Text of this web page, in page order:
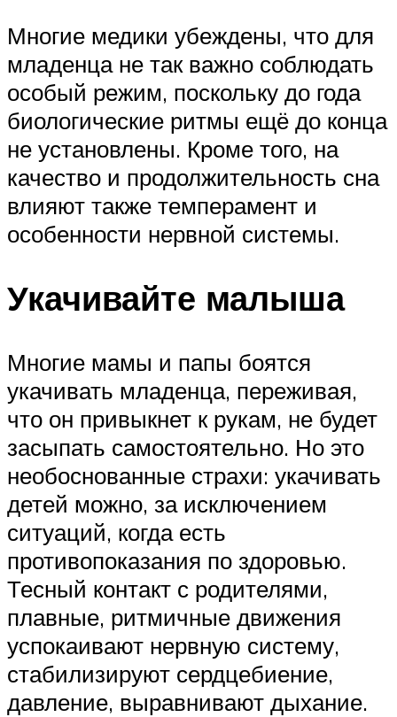
Многие медики убеждены, что для
младенца не так важно соблюдать
особый режим, поскольку до года
биологические ритмы ещё до конца
не установлены. Кроме того, на
качество и продолжительность сна
влияют также темперамент и
особенности нервной системы.
Укачивайте малыша
Многие мамы и папы боятся
укачивать младенца, переживая,
что он привыкнет к рукам, не будет
засыпать самостоятельно. Но это
необоснованные страхи: укачивать
детей можно, за исключением
ситуаций, когда есть
противопоказания по здоровью.
Тесный контакт с родителями,
плавные, ритмичные движения
успокаивают нервную систему,
стабилизируют сердцебиение,
давление, выравнивают дыхание.